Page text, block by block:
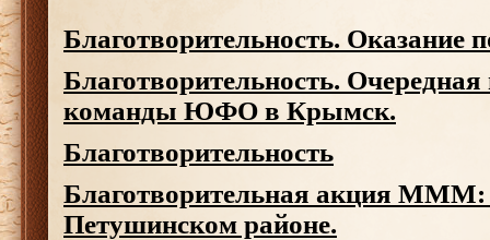
Благотворительность. Оказание
Благотворительность.
команды ЮФО в Крымск.
Благотворительность
Благотворительная акция
Петушинском районе.